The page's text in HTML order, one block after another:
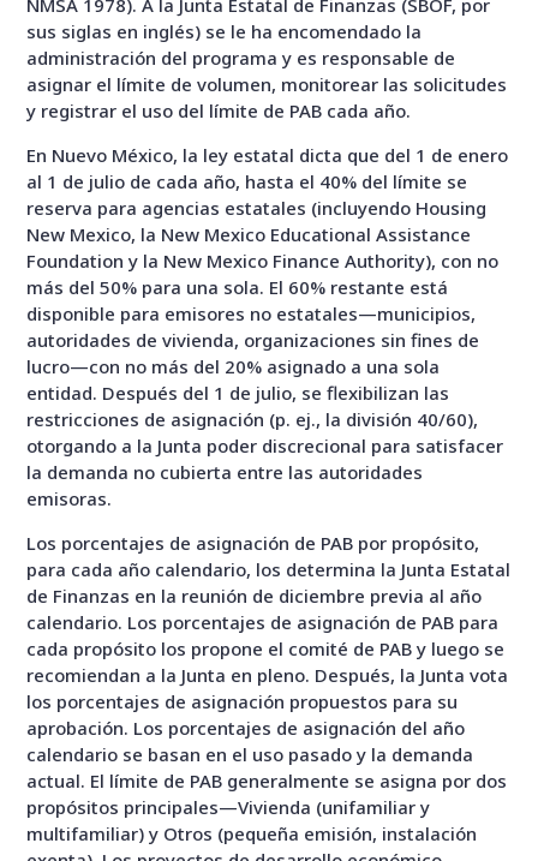
NMSA 1978). A la Junta Estatal de Finanzas (SBOF, por
sus siglas en inglés) se le ha encomendado la
administración del programa y es responsable de
asignar el límite de volumen, monitorear las solicitudes
y registrar el uso del límite de PAB cada año.
En Nuevo México, la ley estatal dicta que del 1 de enero
al 1 de julio de cada año, hasta el 40% del límite se
reserva para agencias estatales (incluyendo Housing
New Mexico, la New Mexico Educational Assistance
Foundation y la New Mexico Finance Authority), con no
más del 50% para una sola. El 60% restante está
disponible para emisores no estatales—municipios,
autoridades de vivienda, organizaciones sin fines de
lucro—con no más del 20% asignado a una sola
entidad. Después del 1 de julio, se flexibilizan las
restricciones de asignación (p. ej., la división 40/60),
otorgando a la Junta poder discrecional para satisfacer
la demanda no cubierta entre las autoridades
emisoras.
Los porcentajes de asignación de PAB por propósito,
para cada año calendario, los determina la Junta Estatal
de Finanzas en la reunión de diciembre previa al año
calendario. Los porcentajes de asignación de PAB para
cada propósito los propone el comité de PAB y luego se
recomiendan a la Junta en pleno. Después, la Junta vota
los porcentajes de asignación propuestos para su
aprobación. Los porcentajes de asignación del año
calendario se basan en el uso pasado y la demanda
actual. El límite de PAB generalmente se asigna por dos
propósitos principales—Vivienda (unifamiliar y
multifamiliar) y Otros (pequeña emisión, instalación